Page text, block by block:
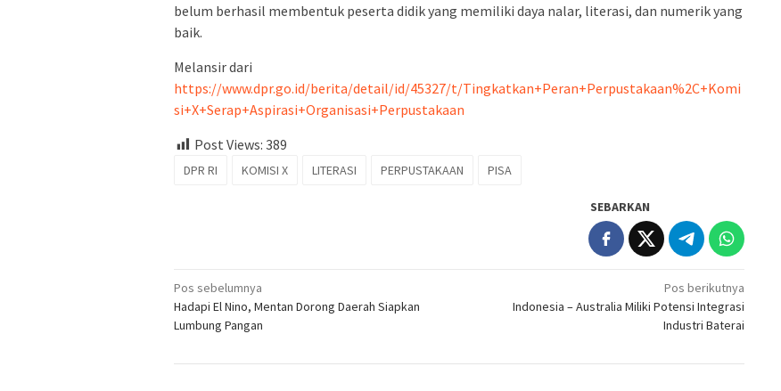
belum berhasil membentuk peserta didik yang memiliki daya nalar, literasi, dan numerik yang
baik.
Melansir dari
https://www.dpr.go.id/berita/detail/id/45327/t/Tingkatkan+Peran+Perpustakaan%2C+Komi
si+X+Serap+Aspirasi+Organisasi+Perpustakaan
Post Views: 389
DPR RI KOMISI X LITERASI PERPUSTAKAAN PISA
SEBARKAN
Navigasi
pos
Pos sebelumnya
Hadapi El Nino, Mentan Dorong Daerah Siapkan
Lumbung Pangan
Pos berikutnya
Indonesia – Australia Miliki Potensi Integrasi
Industri Baterai